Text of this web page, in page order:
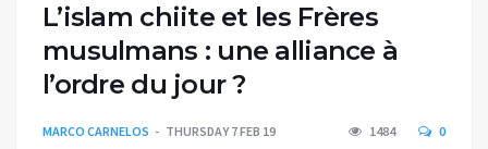
L’islam chiite et les Frères
musulmans : une alliance à
l’ordre du jour ?
MARCO CARNELOS THURSDAY 7 FEB 19 1484 0